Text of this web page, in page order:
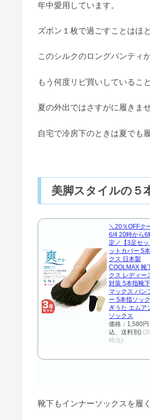
年中愛用しています。
ズボン１枚で過ごすことはほ
このシルクのロングパンティ
もう何度リピ買いしていること
夏の外出ではさすがに履きま
自宅で冷房下のときは夏でも
美脚スタイルの５
＼20％OFFク
6/4 20時から6
定／【3足セ
ットカバー 5
クス 日本製
COOLMAX 靴
クス レディー
対策 5本指靴
マックス パン
ー 5本指ソッ
ぎうた エムア
ソックス
価格：1,580
込、送料別)
時点)
靴下もインナーソックスを履